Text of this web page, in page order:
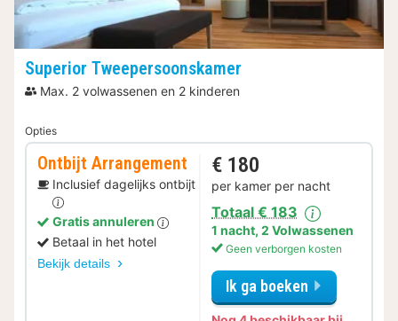
Superior Tweepersoonskamer
Max. 2 volwassenen en 2 kinderen
Opties
Ontbijt Arrangement
Inclusief dagelijks ontbijt
Gratis annuleren
Betaal in het hotel
Bekijk details
€ 180
per kamer per nacht
Totaal € 183
1 nacht, 2 Volwassenen
Geen verborgen kosten
Ik ga boeken